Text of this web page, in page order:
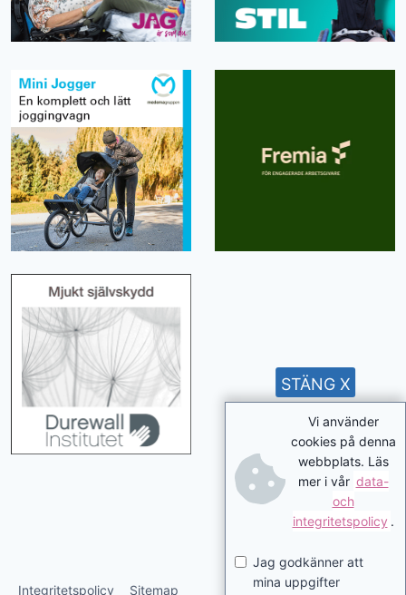
Integritetspolicy Sitemap
Vi använder
cookies på denna
webbplats. Läs
mer i vår data-
och
integritetspolicy .
Jag godkänner att
mina uppgifter
STÄNG X